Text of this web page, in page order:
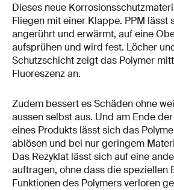
Dieses neue
Fliegen mit einer Klappe. PPM lässt
angerührt und erwärmt, auf eine
aufsprühen und wird fest. Löcher
Schutzschicht zeigt das Polymer
Fluoreszenz an.
Zudem bessert es Schäden ohne
aussen selbst aus. Und am Ende
eines Produkts lässt sich das
ablösen und bei nur geringem
Das Rezyklat lässt sich auf eine
auftragen, ohne dass die speziellen
Funktionen des Polymers verloren